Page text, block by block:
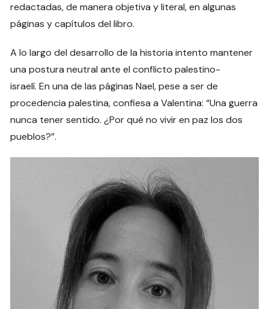
redactadas, de manera objetiva y literal, en algunas
páginas y capítulos del libro.
A lo largo del desarrollo de la historia intento mantener
una postura neutral ante el conflicto palestino-
israelí. En una de las páginas Nael, pese a ser de
procedencia palestina, confiesa a Valentina: “Una guerra
nunca tener sentido. ¿Por qué no vivir en paz los dos
pueblos?”.